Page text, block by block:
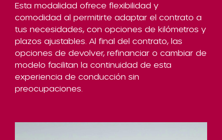
Esta modalidad ofrece flexibilidad y
comodidad al permitirte adaptar el contrato a
tus necesidades, con opciones de kilómetros y
plazos ajustables. Al final del contrato, las
opciones de devolver, refinanciar o cambiar de
modelo facilitan la continuidad de esta
experiencia de conducción sin
preocupaciones.